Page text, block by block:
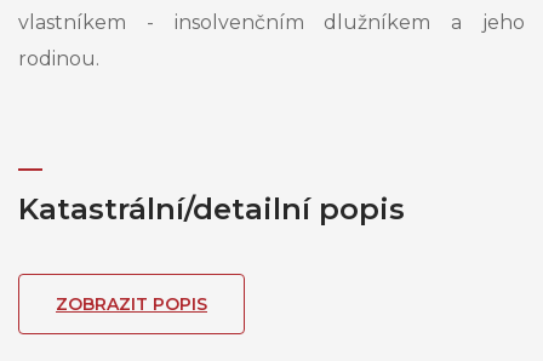
vlastníkem - insolvenčním dlužníkem a jeho
rodinou.
Katastrální/detailní popis
ZOBRAZIT POPIS